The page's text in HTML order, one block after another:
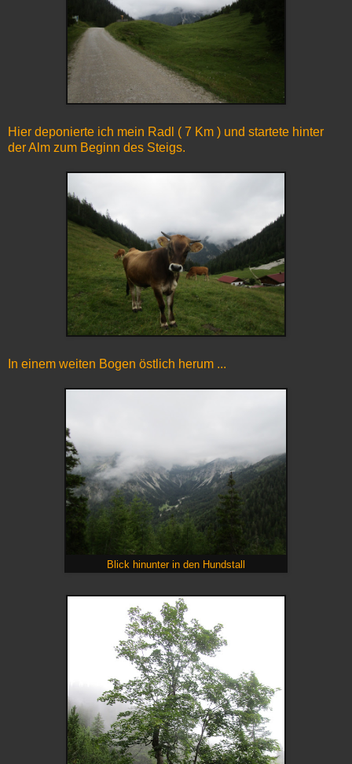
Hier deponierte ich mein Radl ( 7 Km ) und startete hinter
der Alm zum Beginn des Steigs.
In einem weiten Bogen östlich herum ...
Blick hinunter in den Hundstall